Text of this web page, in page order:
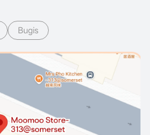
Bugis